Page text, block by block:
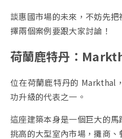
談惠國市場的未來，不妨先
擇兩個案例要跟大家討論！
荷蘭鹿特丹：
位在荷蘭鹿特丹的 Markthal
功升級的代表之一。
這座建築本身是一個巨大的
挑高的大型室內市場，攤商